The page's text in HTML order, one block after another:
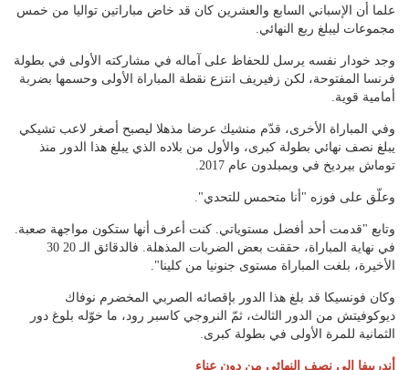
علما أن الإسباني السابع والعشرين كان قد خاض مباراتين تواليا من خمس
مجموعات ليبلغ ربع النهائي.
وجد خودار نفسه يرسل للحفاظ على آماله في مشاركته الأولى في بطولة
فرنسا المفتوحة، لكن زفيريف انتزع نقطة المباراة الأولى وحسمها بضربة
أمامية قوية.
وفي المباراة الأخرى، قدّم منشيك عرضا مذهلا ليصبح أصغر لاعب تشيكي
يبلغ نصف نهائي بطولة كبرى، والأول من بلاده الذي يبلغ هذا الدور منذ
توماش بيرديخ في ويمبلدون عام 2017.
وعلّق على فوزه "أنا متحمس للتحدي".
وتابع "قدمت أحد أفضل مستوياتي. كنت أعرف أنها ستكون مواجهة صعبة.
في نهاية المباراة، حققت بعض الضربات المذهلة. فالدقائق الـ 20 30
الأخيرة، بلغت المباراة مستوى جنونيا من كلينا".
وكان فونسيكا قد بلغ هذا الدور بإقصائه الصربي المخضرم نوفاك
ديوكوفيتش من الدور الثالث، ثمّ النروجي كاسبر رود، ما خوّله بلوغ دور
الثمانية للمرة الأولى في بطولة كبرى.
أندرييفا إلى نصف النهائي من دون عناء